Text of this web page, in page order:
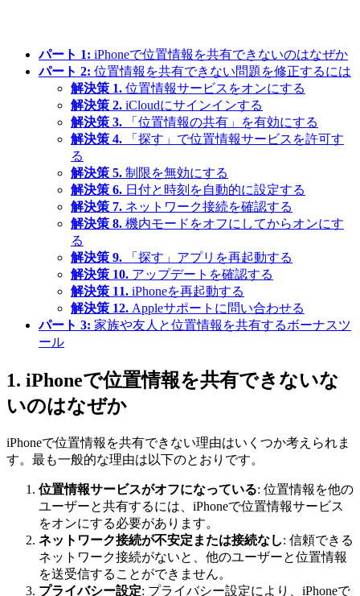
パート 1: iPhoneで位置情報を共有できないのはなぜか
パート 2: 位置情報を共有できない問題を修正するには
解決策 1. 位置情報サービスをオンにする
解決策 2. iCloudにサインインする
解決策 3.
「位置情報の共有」を有効にする
解決策 4.
「探す」で位置情報サービスを許可す
る
解決策 5. 制限を無効にする
解決策 6. 日付と時刻を自動的に設定する
解決策 7. ネットワーク接続を確認する
解決策 8. 機内モードをオフにしてからオンにす
る
解決策 9.
「探す」アプリを再起動する
解決策 10. アップデートを確認する
解決策 11. iPhoneを再起動する
解決策 12. Appleサポートに問い合わせる
パート 3: 家族や友人と位置情報を共有するボーナスツ
ール
1. iPhoneで位置情報を共有できないな
いのはなぜか
iPhoneで位置情報を共有できない理由はいくつか考えられま
す。最も一般的な理由は以下のとおりです。
位置情報サービスがオフになっている: 位置情報を他の
ユーザーと共有するには、iPhoneで位置情報サービス
をオンにする必要があります。
ネットワーク接続が不安定または接続なし: 信頼できる
ネットワーク接続がないと、他のユーザーと位置情報
を送受信することができません。
プライバシー設定: プライバシー設定により、iPhoneで